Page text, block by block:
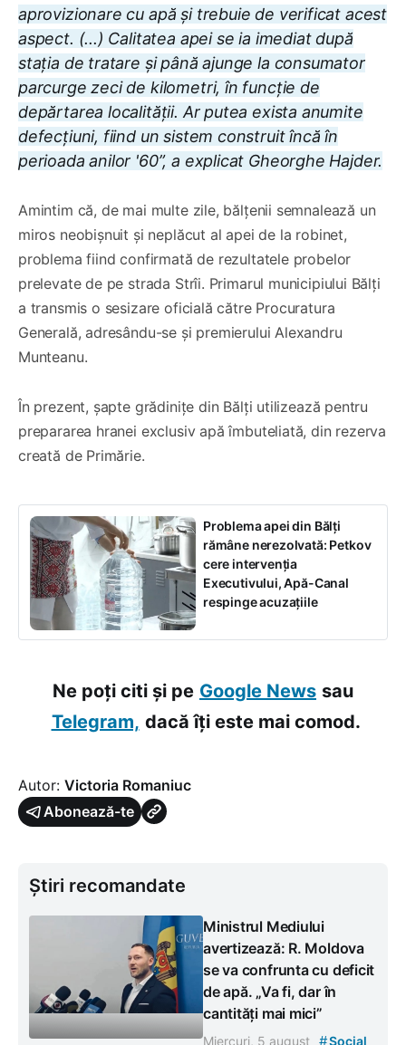
aprovizionare cu apă și trebuie de verificat acest
aspect. (...) Calitatea apei se ia imediat după
stația de tratare și până ajunge la consumator
parcurge zeci de kilometri, în funcție de
depărtarea localității. Ar putea exista anumite
defecțiuni, fiind un sistem construit încă în
perioada anilor '60”, a explicat Gheorghe Hajder.
Amintim că, de mai multe zile, bălțenii semnalează un
miros neobișnuit și neplăcut al apei de la robinet,
problema fiind confirmată de rezultatele probelor
prelevate de pe strada Strîi. Primarul municipiului Bălți
a transmis o sesizare oficială către Procuratura
Generală, adresându-se și premierului Alexandru
Munteanu.
În prezent, șapte grădinițe din Bălți utilizează pentru
prepararea hranei exclusiv apă îmbuteliată, din rezerva
creată de Primărie.
Problema apei din Bălți
rămâne nerezolvată: Petkov
cere intervenția
Executivului, Apă-Canal
respinge acuzațiile
Ne poți citi și pe Google News sau
Telegram, dacă îți este mai comod.
Autor: Victoria Romaniuc
Abonează-te
Știri recomandate
Ministrul Mediului
avertizează: R. Moldova
se va confrunta cu deficit
de apă. „Va fi, dar în
cantități mai mici”
Miercuri, 5 august #Social